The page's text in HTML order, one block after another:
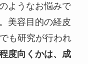
ようなお悩みで
美容目的の経皮
も研究が行われ
度向くかは、成